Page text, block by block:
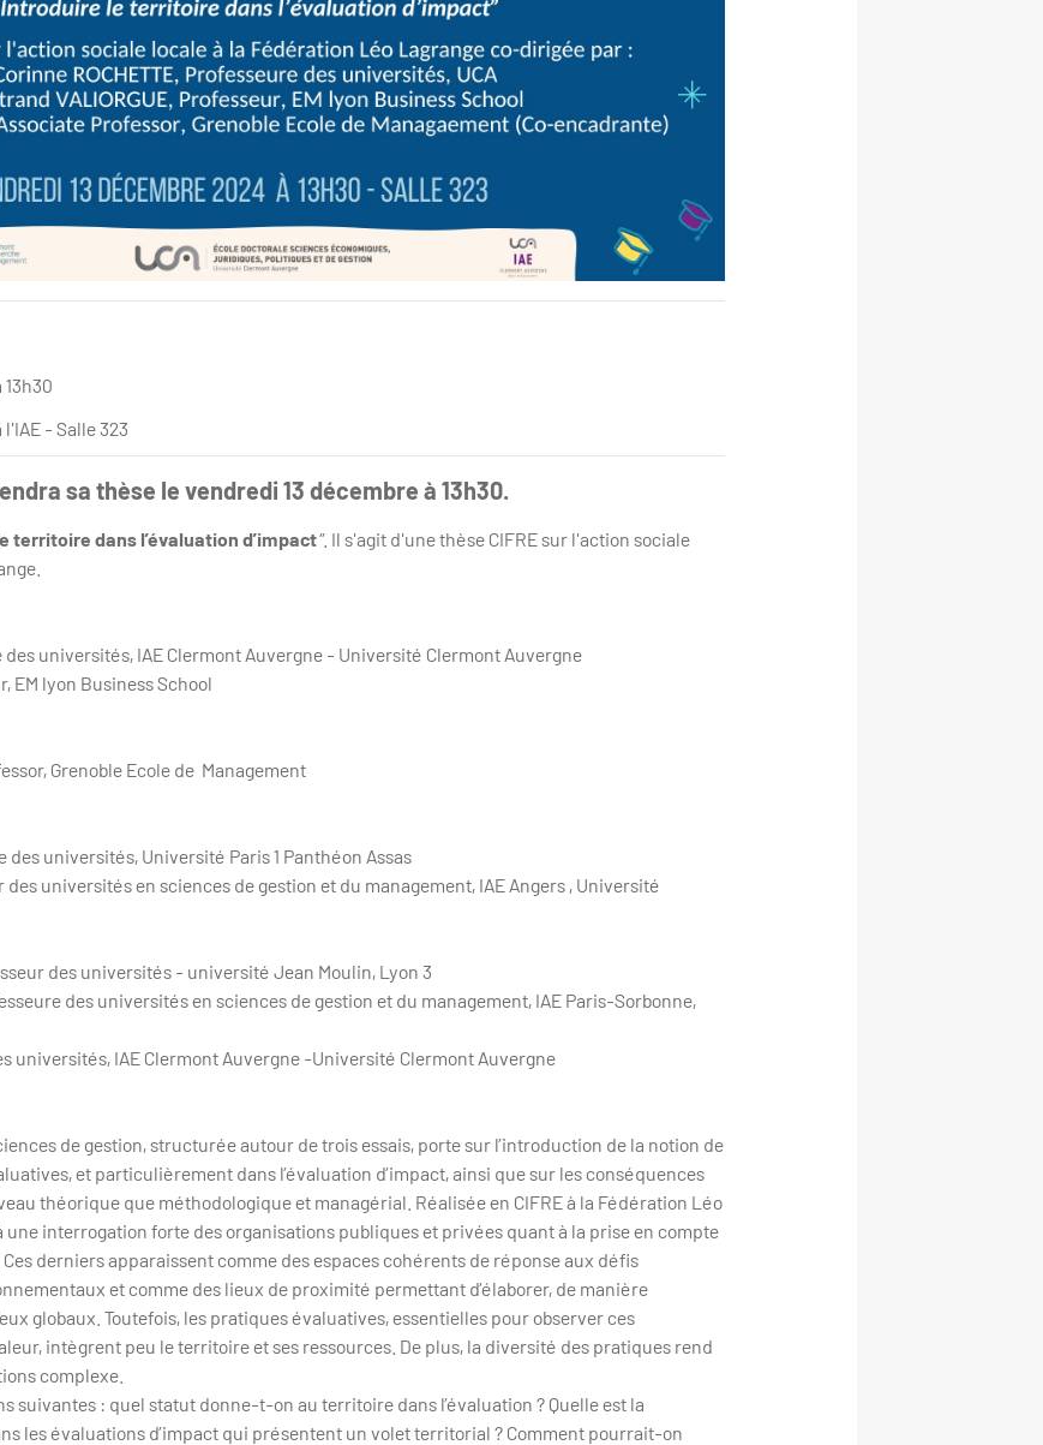
13h30
l'IAE - Salle 323
sa thèse le vendredi 13 décembre à 13h30.
territoire dans l’évaluation d’impact”. Il s'agit d'une thèse CIFRE sur l'action sociale
des universités, IAE Clermont Auvergne - Université Clermont Auvergne
EM lyon Business School
Grenoble Ecole de Management
des universités, Université Paris 1 Panthéon Assas
des universités en sciences de gestion et du management, IAE Angers , Université
des universités - université Jean Moulin, Lyon 3
des universités en sciences de gestion et du management, IAE Paris-Sorbonne,
universités, IAE Clermont Auvergne -Université Clermont Auvergne
de gestion, structurée autour de trois essais, porte sur l’introduction de la notion de
et particulièrement dans l’évaluation d’impact, ainsi que sur les conséquences
théorique que méthodologique et managérial. Réalisée en CIFRE à la Fédération Léo
une interrogation forte des organisations publiques et privées quant à la prise en compte
derniers apparaissent comme des espaces cohérents de réponse aux défis
et comme des lieux de proximité permettant d’élaborer, de manière
globaux. Toutefois, les pratiques évaluatives, essentielles pour observer ces
intègrent peu le territoire et ses ressources. De plus, la diversité des pratiques rend
complexe.
suivantes : quel statut donne-t-on au territoire dans l’évaluation ? Quelle est la
les évaluations d’impact qui présentent un volet territorial ? Comment pourrait-on